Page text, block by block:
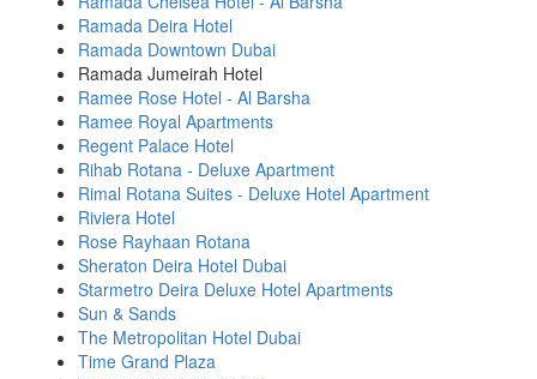
Ramada Deira Hotel
Ramada Downtown Dubai
Ramada Jumeirah Hotel
Ramee Rose Hotel - Al Barsha
Ramee Royal Apartments
Regent Palace Hotel
Rihab Rotana - Deluxe Apartment
Rimal Rotana Suites - Deluxe Hotel Apartment
Riviera Hotel
Rose Rayhaan Rotana
Sheraton Deira Hotel Dubai
Starmetro Deira Deluxe Hotel Apartments
Sun & Sands
The Metropolitan Hotel Dubai
Time Grand Plaza